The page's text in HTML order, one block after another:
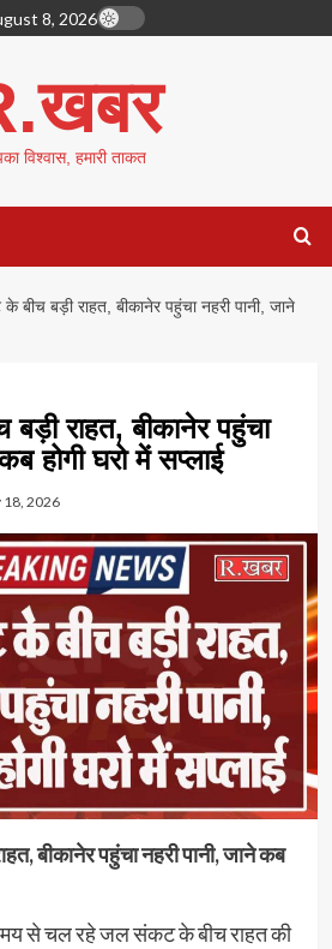
8, 2026
विश्वास, हमारी ताकत
बड़ी राहत, बीकानेर पहुंचा नहरी पानी, जाने
राहत, बीकानेर पहुंचा
होगी घरो में सप्लाई
18, 2026
बीकानेर पहुंचा नहरी पानी, जाने कब
से चल रहे जल संकट के बीच राहत की